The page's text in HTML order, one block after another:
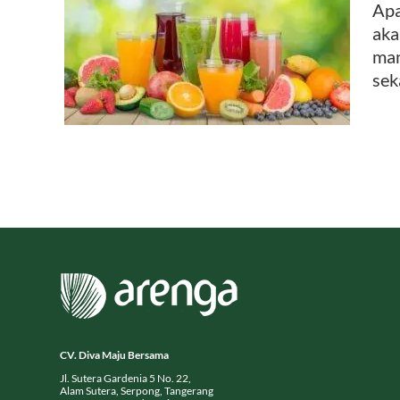
CV. Diva Maju Bersama
Jl. Sutera Gardenia 5 No. 22,
Alam Sutera, Serpong, Tangerang